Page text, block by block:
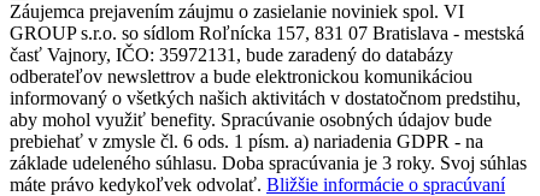
Záujemca prejavením záujmu o zasielanie noviniek spol. VI
GROUP s.r.o. so sídlom Roľnícka 157, 831 07 Bratislava - mestská
časť Vajnory, IČO: 35972131, bude zaradený do databázy
odberateľov newslettrov a bude elektronickou komunikáciou
informovaný o všetkých našich aktivitách v dostatočnom predstihu,
aby mohol využiť benefity. Spracúvanie osobných údajov bude
prebiehať v zmysle čl. 6 ods. 1 písm. a) nariadenia GDPR - na
základe udeleného súhlasu. Doba spracúvania je 3 roky. Svoj súhlas
máte právo kedykoľvek odvolať. Bližšie informácie o spracúvaní